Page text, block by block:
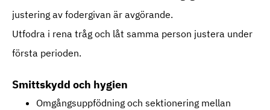
justering av fodergivan är avgörande.
Utfodra i rena tråg och låt samma person justera under
första perioden.
Smittskydd och hygien
Omgångsuppfödning och sektionering mellan